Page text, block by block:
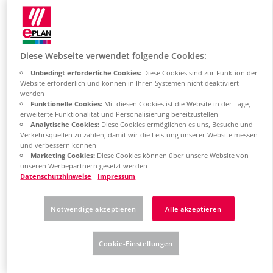
Bulgaria
Canada
FR
Chile
ES
China
ZH
EN
China Taiwan
EN
Colombia
ES
Croatia
HR
Denmark
DK
Diese Webseite verwendet folgende Cookies:
Unbedingt erforderliche Cookies:Diese Cookies sind zur Funktion der
Website erforderlich und können in Ihren Systemen nicht deaktiviert
werden
Funktionelle Cookies:Mit diesen Cookies ist die Website in der Lage,
erweiterte Funktionalität und Personalisierung bereitzustellen
Analytische Cookies:Diese Cookies ermöglichen es uns, Besuche und
Verkehrsquellen zu zählen, damit wir die Leistung unserer Website messen
und verbessern können
Marketing Cookies:Diese Cookies können über unsere Website von
unseren Werbepartnern gesetzt werden
Datenschutzhinweise
Impressum
Notwendige akzeptieren Alle akzeptieren
Cookie-Einstellungen